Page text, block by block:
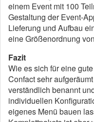
einem Event mit 100
Gestaltung der Event-
Lieferung und Aufbau
eine Größenordnung
Fazit
Wie es sich für eine
Confact sehr
verständlich benannt
individuellen
eigenes Menü bauen